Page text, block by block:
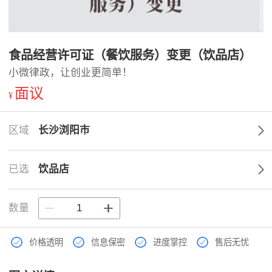
食品经营许可证（餐饮服务）变更（饮品店）
小微律政，让创业更简单！
¥ 面议
区域 长沙浏阳市
已选 饮品店
数量
价格透明 信息保密 进度掌控 售后无忧